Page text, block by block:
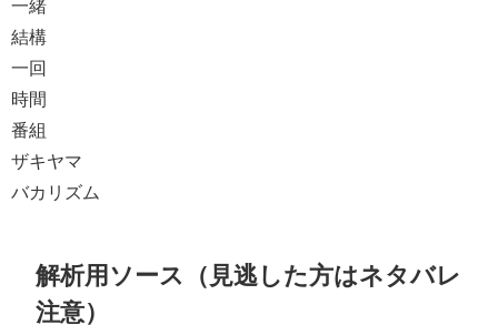
一緒
結構
一回
時間
番組
ザキヤマ
バカリズム
解析用ソース（見逃した方はネタバレ
注意）